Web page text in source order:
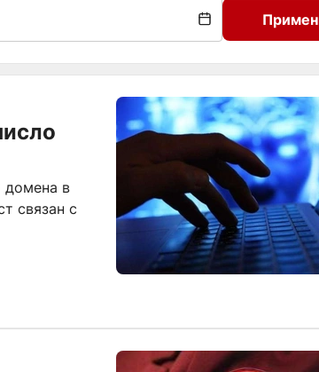
домена в
связан с